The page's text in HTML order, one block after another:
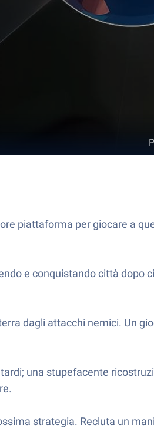
piattaforma per giocare a
e conquistando città dopo
dagli attacchi nemici. Un
una stupefacente
strategia. Recluta un